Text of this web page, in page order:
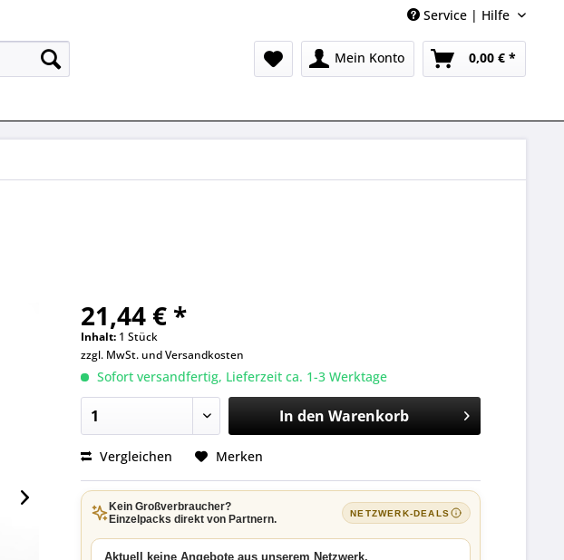
Service | Hilfe
Mein Konto 0,00 € *
21,44 € *
Inhalt: 1 Stück
zzgl. MwSt. undVersandkosten
Sofort versandfertig, Lieferzeit ca. 1-3 Werktage
In den Warenkorb
Vergleichen Merken
Kein Großverbraucher?
Einzelpacks direkt von Partnern.
NETZWERK-DEALS
Aktuell keine Angebote aus unserem Netzwerk.